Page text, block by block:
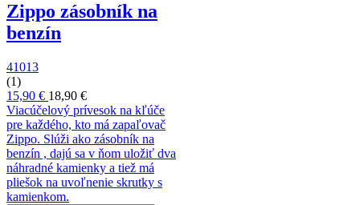
Zippo zásobník na
benzín
41013
(1)
15,90 € 18,90 €
Viacúčelový prívesok na kľúče
pre každého, kto má zapaľovač
Zippo. Slúži ako zásobník na
benzín , dajú sa v ňom uložiť dva
náhradné kamienky a tiež má
pliešok na uvoľnenie skrutky s
kamienkom.